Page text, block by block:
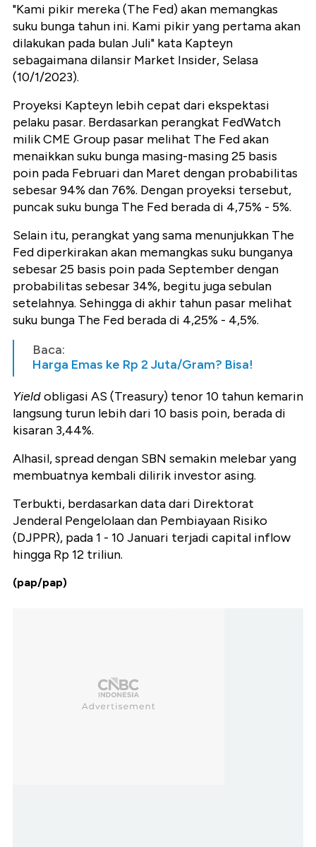
"Kami pikir mereka (The Fed) akan memangkas
suku bunga tahun ini. Kami pikir yang pertama akan
dilakukan pada bulan Juli" kata Kapteyn
sebagaimana dilansir Market Insider, Selasa
(10/1/2023).
Proyeksi Kapteyn lebih cepat dari ekspektasi
pelaku pasar. Berdasarkan perangkat FedWatch
milik CME Group pasar melihat The Fed akan
menaikkan suku bunga masing-masing 25 basis
poin pada Februari dan Maret dengan probabilitas
sebesar 94% dan 76%. Dengan proyeksi tersebut,
puncak suku bunga The Fed berada di 4,75% - 5%.
Selain itu, perangkat yang sama menunjukkan The
Fed diperkirakan akan memangkas suku bunganya
sebesar 25 basis poin pada September dengan
probabilitas sebesar 34%, begitu juga sebulan
setelahnya. Sehingga di akhir tahun pasar melihat
suku bunga The Fed berada di 4,25% - 4,5%.
Baca:
Harga Emas ke Rp 2 Juta/Gram? Bisa!
Yieldobligasi AS (Treasury) tenor 10 tahun kemarin
langsung turun lebih dari 10 basis poin, berada di
kisaran 3,44%.
Alhasil, spread dengan SBN semakin melebar yang
membuatnya kembali dilirik investor asing.
Terbukti, berdasarkan data dari Direktorat
Jenderal Pengelolaan dan Pembiayaan Risiko
(DJPPR), pada 1 - 10 Januari terjadi capital inflow
hingga Rp 12 triliun.
(pap/pap)